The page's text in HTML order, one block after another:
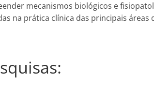
mecanismos biológicos e
na prática clínica das principais áreas